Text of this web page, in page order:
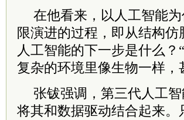
在他看来，以人工智能
限演进的过程，即从结构
人工智能的下一步是什么
复杂的环境里像生物一样
张钹强调，第三代人工
将其和数据驱动结合起来